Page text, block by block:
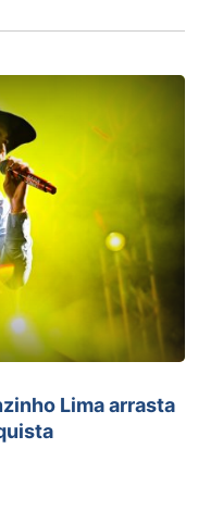
Lima arrasta